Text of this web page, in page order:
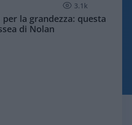
3.1k
la grandezza: questa
di Nolan